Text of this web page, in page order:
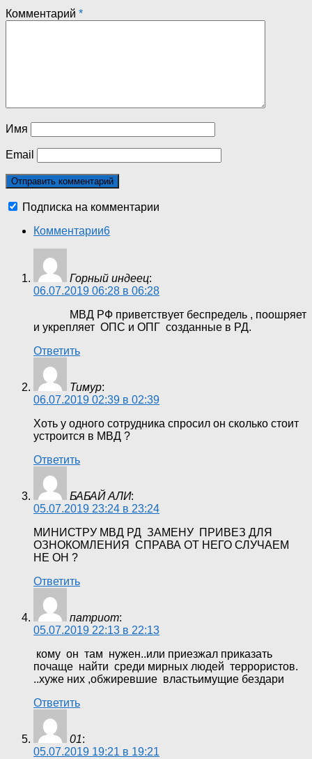
Комментарий *
Имя
Email
Подписка на комментарии
Комментарии6
Горный индеец:
06.07.2019 06:28 в 06:28
МВД РФ приветствует беспредель , поошряет
и укрепляет ОПС и ОПГ созданные в РД.
Ответить
Тимур:
06.07.2019 02:39 в 02:39
Хоть у одного сотрудника спросил он сколько стоит
устроится в МВД ?
Ответить
БАБАЙ АЛИ:
05.07.2019 23:24 в 23:24
МИНИСТРУ МВД РД ЗАМЕНУ ПРИВЕЗ ДЛЯ
ОЗНОКОМЛЕНИЯ СПРАВА ОТ НЕГО СЛУЧАЕМ
НЕ ОН ?
Ответить
патриот:
05.07.2019 22:13 в 22:13
кому он там нужен..или приезжал приказать
почаще найти среди мирных людей террористов.
..хуже них ,обжиревшие властьимущие бездари
Ответить
01:
05.07.2019 19:21 в 19:21